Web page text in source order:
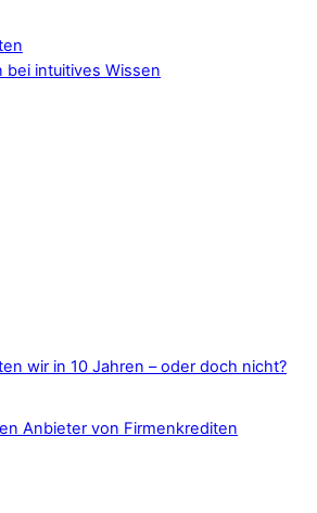
bei intuitives Wissen
wir in 10 Jahren – oder doch nicht?
Anbieter von Firmenkrediten